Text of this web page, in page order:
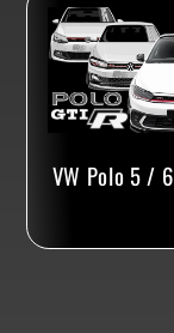
VW Polo 5 / 6